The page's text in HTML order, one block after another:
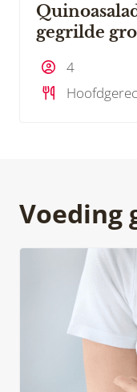
gegrilde
4
Voeding